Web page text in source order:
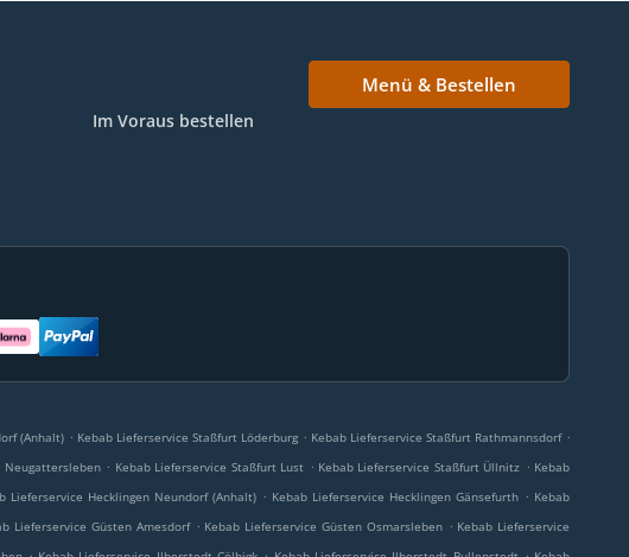
Im Voraus bestellen
Menü & Bestellen
(Anhalt) . Kebab Lieferservice Staßfurt Löderburg . Kebab Lieferservice Staßfurt Rathmannsdorf .
Neugattersleben . Kebab Lieferservice Staßfurt Lust . Kebab Lieferservice Staßfurt Üllnitz . Kebab
Lieferservice Hecklingen Neundorf (Anhalt) . Kebab Lieferservice Hecklingen Gänsefurth . Kebab
Lieferservice Güsten Amesdorf . Kebab Lieferservice Güsten Osmarsleben . Kebab Lieferservice
. . .